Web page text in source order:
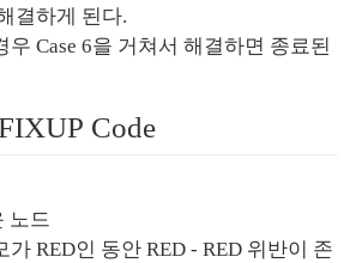
결하게 된다.
우 Case 6을 거쳐서 해결하면 종료된
Code
노드
가 RED인 동안 RED - RED 위반이 존